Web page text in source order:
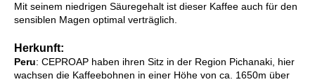
Mit seinem niedrigen Säuregehalt ist dieser Kaffee auch für den
sensiblen Magen optimal verträglich.
Herkunft:
Peru: CEPROAP haben ihren Sitz in der Region Pichanaki, hier
wachsen die Kaffeebohnen in einer Höhe von ca. 1650m über